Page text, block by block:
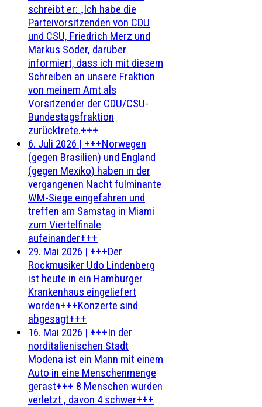
schreibt er: „Ich habe die
Parteivorsitzenden von CDU
und CSU, Friedrich Merz und
Markus Söder, darüber
informiert, dass ich mit diesem
Schreiben an unsere Fraktion
von meinem Amt als
Vorsitzender der CDU/CSU-
Bundestagsfraktion
zurücktrete.+++
6. Juli 2026 | +++Norwegen
(gegen Brasilien) und England
(gegen Mexiko) haben in der
vergangenen Nacht fulminante
WM-Siege eingefahren und
treffen am Samstag in Miami
zum Viertelfinale
aufeinander+++
29. Mai 2026 | +++Der
Rockmusiker Udo Lindenberg
ist heute in ein Hamburger
Krankenhaus eingeliefert
worden+++Konzerte sind
abgesagt+++
16. Mai 2026 | +++In der
norditalienischen Stadt
Modena ist ein Mann mit einem
Auto in eine Menschenmenge
gerast+++ 8 Menschen wurden
verletzt , davon 4 schwer+++